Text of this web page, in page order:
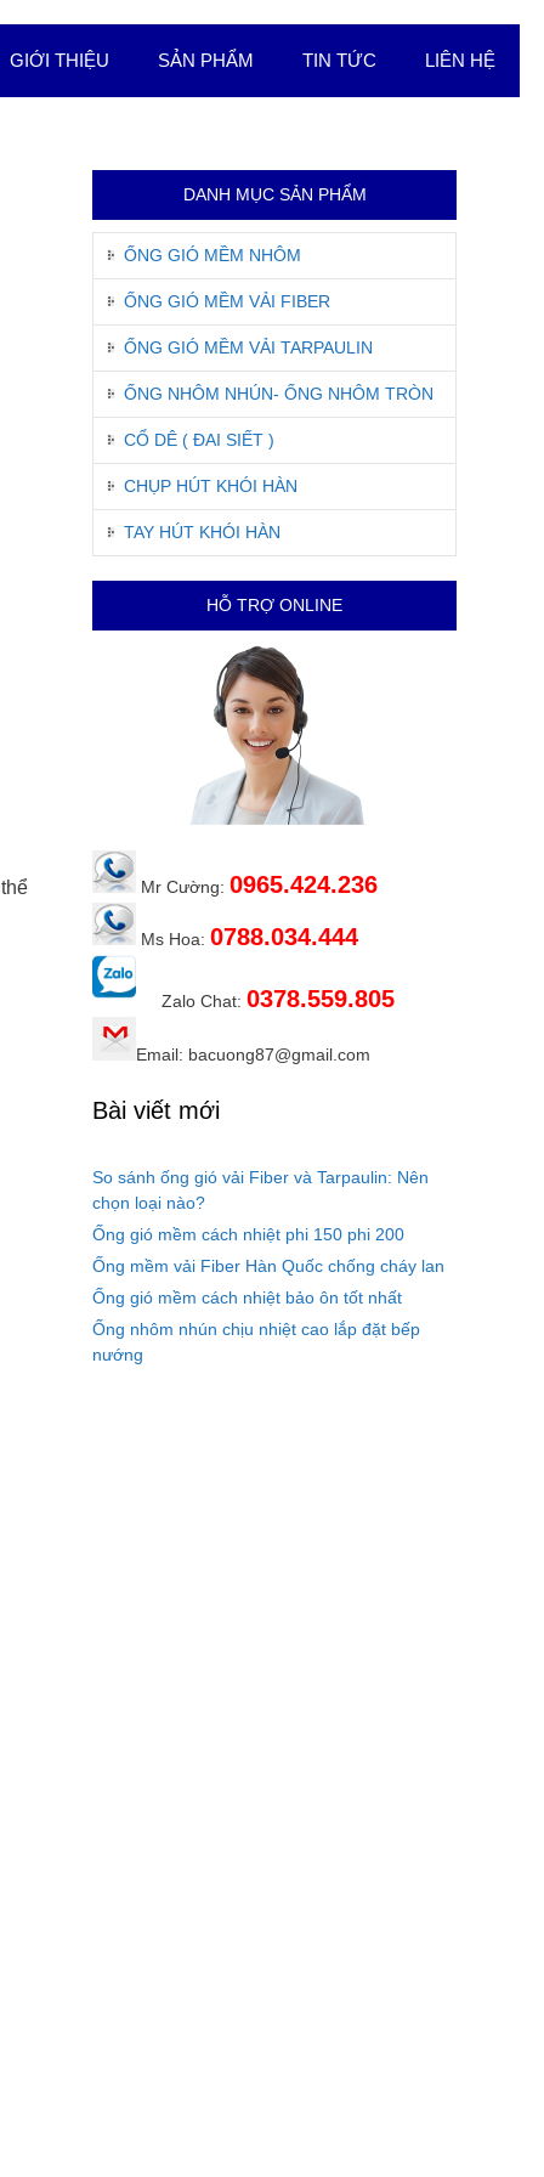
GIỚI THIỆU SẢN PHẨM TIN TỨC LIÊN HỆ
DANH MỤC SẢN PHẨM
ỐNG GIÓ MỀM NHÔM
ỐNG GIÓ MỀM VẢI FIBER
ỐNG GIÓ MỀM VẢI TARPAULIN
ỐNG NHÔM NHÚN- ỐNG NHÔM TRÒN
CỔ DÊ ( ĐAI SIẾT )
CHỤP HÚT KHÓI HÀN
TAY HÚT KHÓI HÀN
HỖ TRỢ ONLINE
Mr Cường: 0965.424.236
Ms Hoa: 0788.034.444
Zalo Chat: 0378.559.805
Email: bacuong87@gmail.com
Bài viết mới
So sánh ống gió vải Fiber và Tarpaulin: Nên
chọn loại nào?
Ống gió mềm cách nhiệt phi 150 phi 200
Ống mềm vải Fiber Hàn Quốc chống cháy lan
Ống gió mềm cách nhiệt bảo ôn tốt nhất
Ống nhôm nhún chịu nhiệt cao lắp đặt bếp
nướng